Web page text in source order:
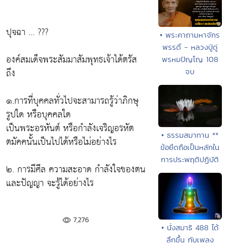
ปุจฉา ... ???
องค์สมเด็จพระสัมมาสัมพุทธเจ้าได้ตรัส
ถึง
๑.การที่บุคคลทั่วไปจะสามารถรู้ว่าภิกษุ
รูปใด หรือบุคคลใด
เป็นพระอรหันต์ หรือกำลังเจริญอรหัต
ตมัคคนั้นเป็นไปได้หรือไม่อย่างไร
๒. การมีศีล ความสะอาด กำลังใจของตน
และปัญญา จะรู้ได้อย่างไร
7,276
• พระคาถามหาจักร
พรรดิ์ - หลวงปู่ดู่
พรหมปัญโญ 108
จบ
• ธรรมสมาทาน **
ข้อยึดถือเป็นหลักใน
การประพฤติปฏิบัติ
• นั่งสมาธิ 488 ได้
ลึกขึ้น กับเพลง